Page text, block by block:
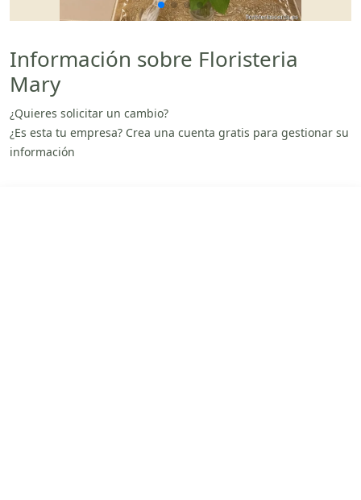
Información sobre Floristeria
Mary
¿Quieres solicitar un cambio?
¿Es esta tu empresa? Crea una cuenta gratis para gestionar su
información